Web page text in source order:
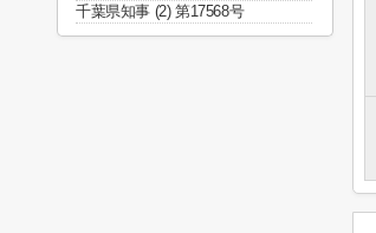
千葉県知事 (2) 第17568号